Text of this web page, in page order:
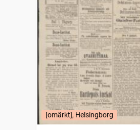
[omärkt], Helsingborg